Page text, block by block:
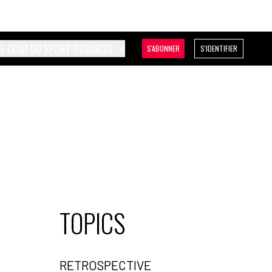
S'ABONNER S'IDENTIFIER
TOPICS
RETROSPECTIVE